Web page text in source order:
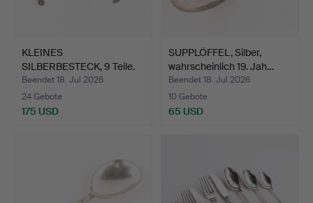
KLEINES
SILBERBESTECK, 9 Teile.
Beendet 18. Jul 2026
24 Gebote
175 USD
SUPPLÖFFEL, Silber,
wahrscheinlich 19. Jah…
Beendet 18. Jul 2026
10 Gebote
65 USD